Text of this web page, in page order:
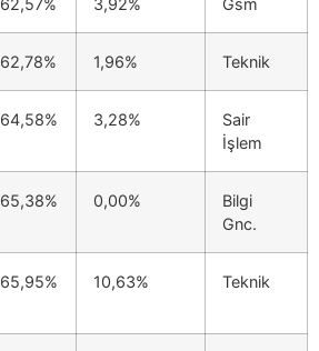
62,78% 1,96% Teknik
64,58% 3,28%
Sair
İşlem
65,38% 0,00%
Bilgi
Gnc.
65,95% 10,63% Teknik